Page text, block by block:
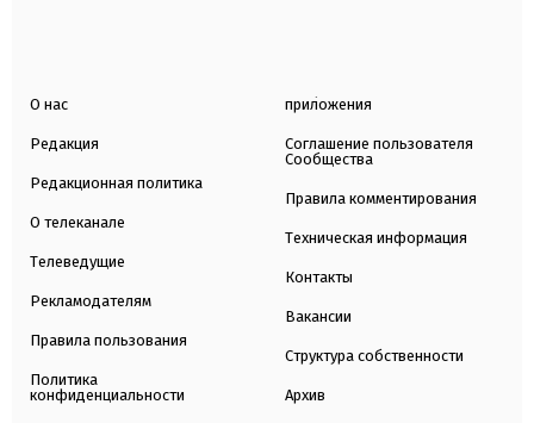
О нас
Редакция
Редакционная политика
О телеканале
Телеведущие
Рекламодателям
Правила пользования
Политика
конфиденциальности
приложения
Соглашение пользователя
Сообщества
Правила комментирования
Техническая информация
Контакты
Вакансии
Структура собственности
Архив